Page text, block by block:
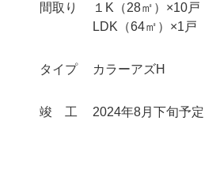
間取り
１K（28㎡
LDK（64㎡）×1戸
タイプ カラーアズH
竣 工 2024年8月下旬予定